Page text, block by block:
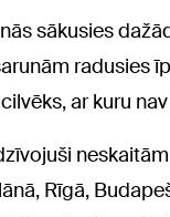
sākusies
radusies
ar kuru
Rīgā,